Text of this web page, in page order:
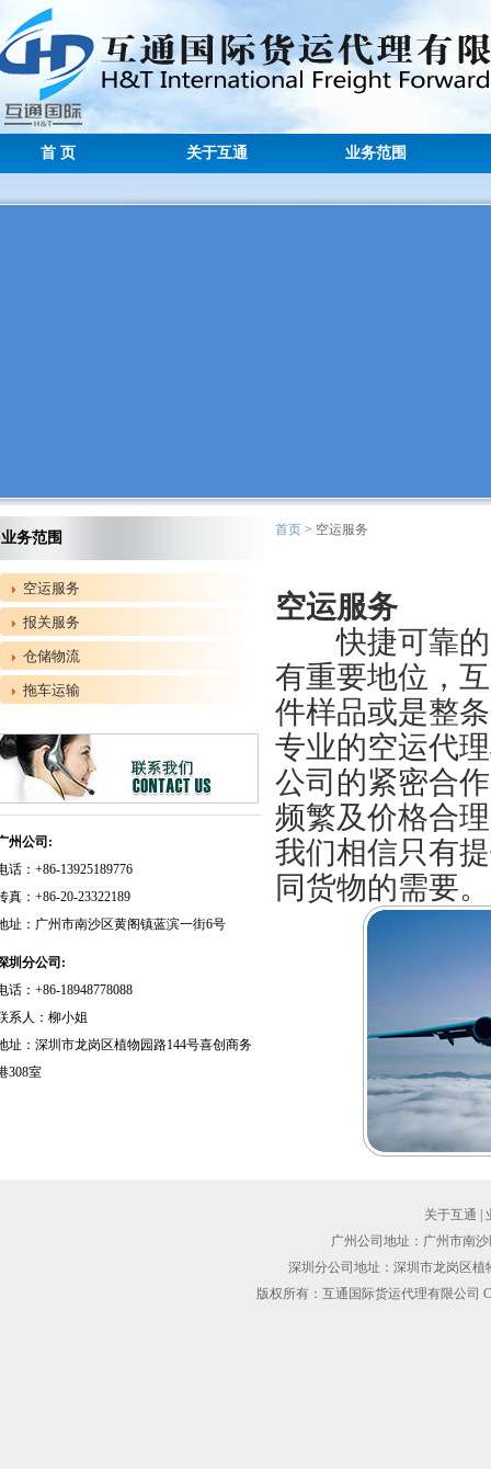
首 页 关于互通 业务范围
业务范围
空运服务
报关服务
仓储物流
拖车运输
州公司:
话：+86-13925189776
真：+86-20-23322189
址：广州市南沙区黄阁镇蓝滨一街6号
圳分公司:
话：+86-18948778088
系人：柳小姐
址：深圳市龙岗区植物园路144号喜创商务
308室
首页 > 空运服务
空运服务
快捷可靠的
有重要地位，
件样品或是整
专业的空运代
公司的紧密合
频繁及价格合
我们相信只有
同货物的需要。
关于互通
广州公司地址：广州市南
深圳分公司地址：深圳市龙岗区植
版权所有：互通国际货运代理有限公司